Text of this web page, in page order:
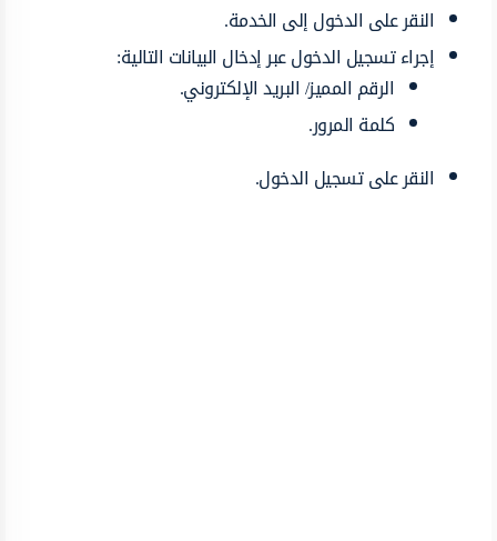
النقر على الدخول إلى الخدمة.
إجراء تسجيل الدخول عبر إدخال البيانات التالية:
الرقم المميز/ البريد الإلكتروني.
كلمة المرور.
النقر على تسجيل الدخول.